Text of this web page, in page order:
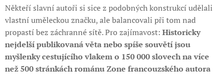
Někteří slavní autoři si sice z podobných konstrukcí udělali
vlastní uměleckou značku, ale balancovali při tom nad
propastí bez záchranné sítě. Pro zajímavost: Historicky
nejdelší publikovaná věta nebo spíše souvětí jsou
myšlenky cestujícího vlakem o 150 000 slovech na více
než 500 stránkách románu Zone francouzského autora